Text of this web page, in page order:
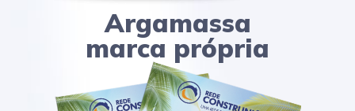
Argamassa
marca própria